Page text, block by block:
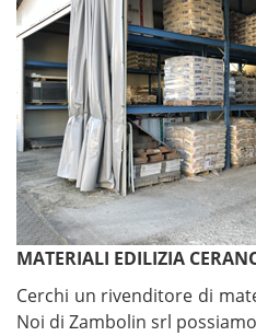
MATERIALI EDILIZIA
Cerchi un rivenditore di
Noi di Zambolin srl